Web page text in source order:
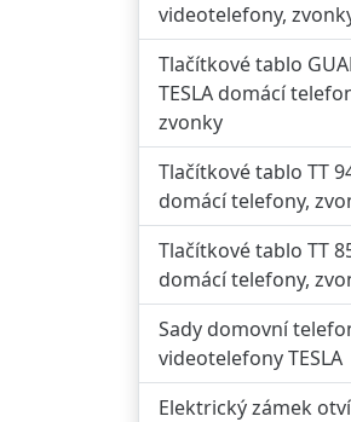
videotelefony,
Tlačítkové tablo
TESLA domácí
zvonky
Tlačítkové tablo TT
domácí telefony,
Tlačítkové tablo TT
domácí telefony,
Sady domovní
videotelefony TESLA
Elektrický zámek